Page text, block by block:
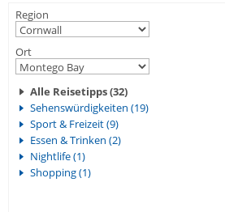
Region
Ort
Alle Reisetipps (32)
Sehenswürdigkeiten (19)
Sport & Freizeit (9)
Essen & Trinken (2)
Nightlife (1)
Shopping (1)